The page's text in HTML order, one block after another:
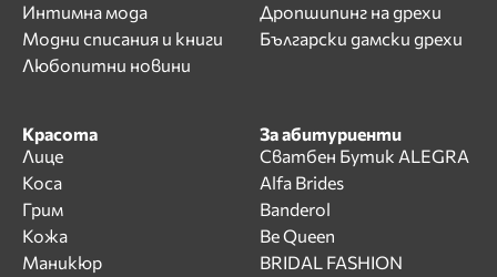
Интимна мода
Модни списания и книги
Любопитни новини
Дропшипинг на дрехи
Български дамски дрехи
Красота
Лице
Коса
Грим
Кожа
Маникюр
За абитуриенти
Сватбен Бутик ALEGRA
Alfa Brides
Banderol
Be Queen
BRIDAL FASHION